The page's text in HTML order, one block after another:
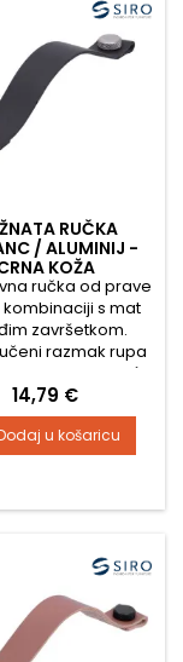
je upotpunjena...
RUČKA
/ ALUMINIJ -
KOŽA
ručka od prave
kombinaciji s mat
završetkom.
razmak rupa
ali zahvaljujući
može
više ili manje.
Cijena
14,79 €
u košaricu